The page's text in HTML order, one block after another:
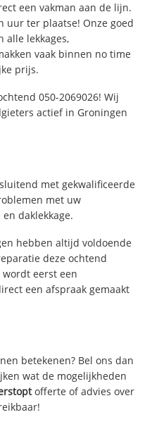
een vakman aan de lijn.
ter plaatse! Onze goed
alle lekkages,
vaak binnen no time
prijs.
050-2069026! Wij
actief in Groningen
met gekwalificeerde
met uw
daklekkage.
hebben altijd voldoende
deze ochtend
eerst een
een afspraak gemaakt
betekenen? Bel ons dan
wat de mogelijkheden
offerte of advies over